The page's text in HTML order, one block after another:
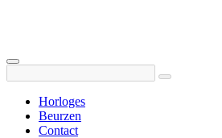
Horloges
Beurzen
Contact